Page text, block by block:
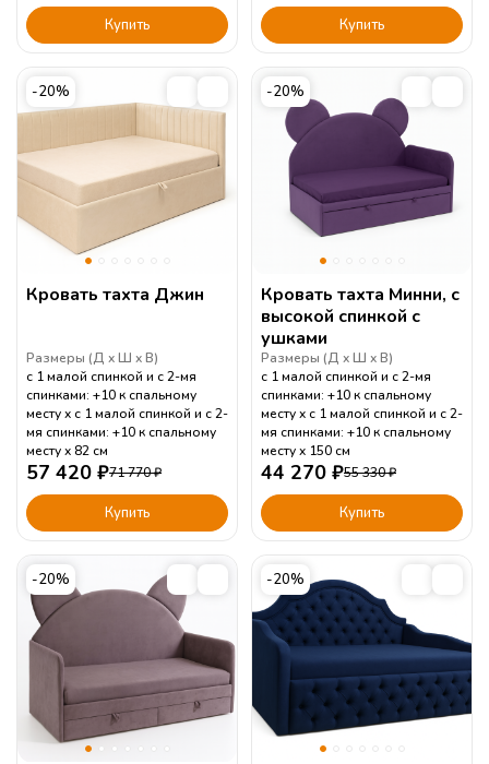
Купить Купить
-20%
Кровать тахта Джин
Размеры (Д Ш В)
с 1 малой спинкой и с 2-мя
спинками: +10 к спальному
месту
с 1 малой спинкой и с 2-
мя спинками: +10 к спальному
месту
82 см
57 420 ₽71 770₽
Купить
-20%
Кровать тахта Минни, с
высокой спинкой с
ушками
Размеры (Д Ш В)
с 1 малой спинкой и с 2-мя
спинками: +10 к спальному
месту
с 1 малой спинкой и с 2-
мя спинками: +10 к спальному
месту
150 см
44 270 ₽55 330₽
Купить
-20% -20%